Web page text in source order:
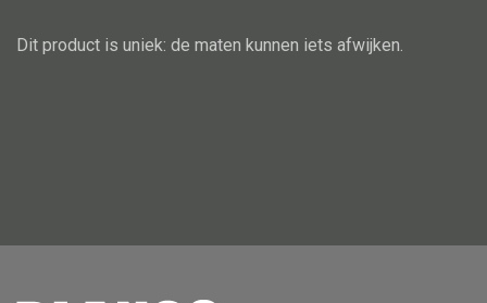
Bank IJzer
Dit product is uniek: de maten kunnen iets afwijken.